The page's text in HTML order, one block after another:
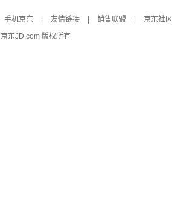
手机京东 友情链接 销售联盟 京东社区
京东JD.com 版权所有